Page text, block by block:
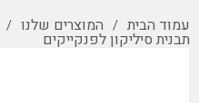
עמוד הבית / המוצרים שלנו /
תבנית סיליקון לפנקייקים